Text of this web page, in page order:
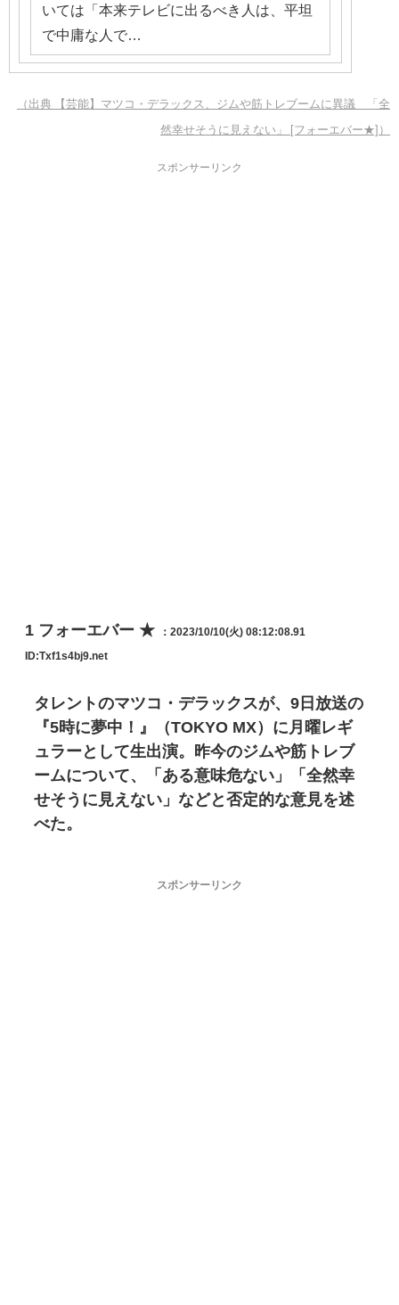
いては「本来テレビに出るべき人は、平坦
で中庸な人で…
（出典 【芸能】マツコ・デラックス、ジムや筋トレブームに異議 「全
然幸せそうに見えない」 [フォーエバー★]）
スポンサーリンク
1 フォーエバー ★ ：2023/10/10(火) 08:12:08.91
ID:Txf1s4bj9.net
タレントのマツコ・デラックスが、9日放送の
『5時に夢中！』（TOKYO MX）に月曜レギ
ュラーとして生出演。昨今のジムや筋トレブ
ームについて、「ある意味危ない」「全然幸
せそうに見えない」などと否定的な意見を述
べた。
スポンサーリンク